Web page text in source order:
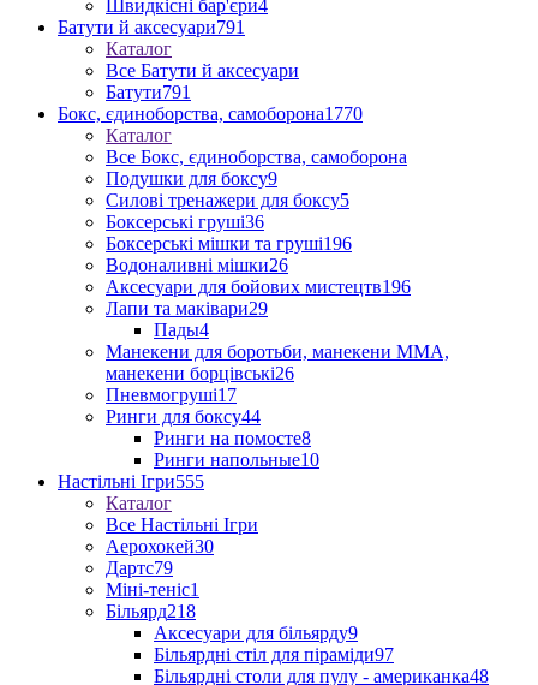
Швидкісні бар'єри4
Батути й аксесуари791
Каталог
Все Батути й аксесуари
Батути791
Бокс, єдиноборства, самоборона1770
Каталог
Все Бокс, єдиноборства, самоборона
Подушки для боксу9
Силові тренажери для боксу5
Боксерські груші36
Боксерські мішки та груші196
Водоналивні мішки26
Аксесуари для бойових мистецтв196
Лапи та маківари29
Пады4
Манекени для боротьби, манекени ММА,
манекени борцівські26
Пневмогруші17
Ринги для боксу44
Ринги на помосте8
Ринги напольные10
Настільні Ігри555
Каталог
Все Настільні Ігри
Аерохокей30
Дартс79
Міні-теніс1
Більярд218
Аксесуари для більярду9
Більярдні стіл для піраміди97
Більярдні столи для пулу - американка48